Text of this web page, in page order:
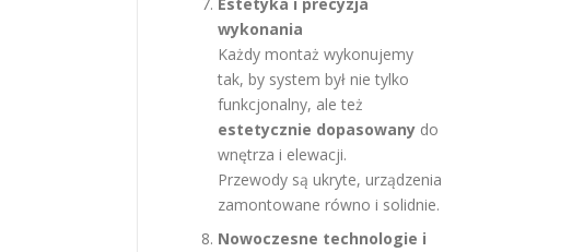
wykonania
Każdy montaż wykonujemy
tak, by system był nie tylko
funkcjonalny, ale też
estetycznie dopasowany do
wnętrza i elewacji.
Przewody są ukryte, urządzenia
zamontowane równo i solidnie.
Nowoczesne technologie i